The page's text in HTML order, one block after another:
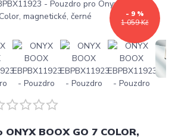
1 059 Kč
- 9 %
BOOX GO 7 COLOR,